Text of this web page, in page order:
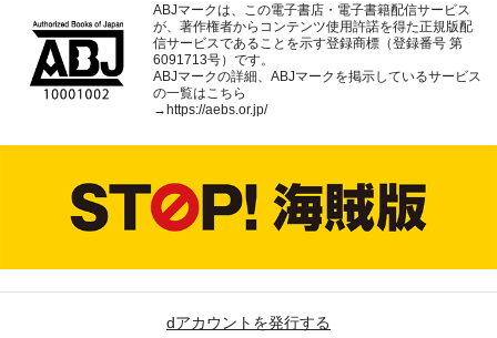
ABJマークは、この電子書店・電子書籍配信サービス
が、著作権者からコンテンツ使用許諾を得た正規版配
信サービスであることを示す登録商標（登録番号 第
6091713号）です。
ABJマークの詳細、ABJマークを掲示しているサービス
の一覧はこちら
→https://aebs.or.jp/
dアカウントを発行する